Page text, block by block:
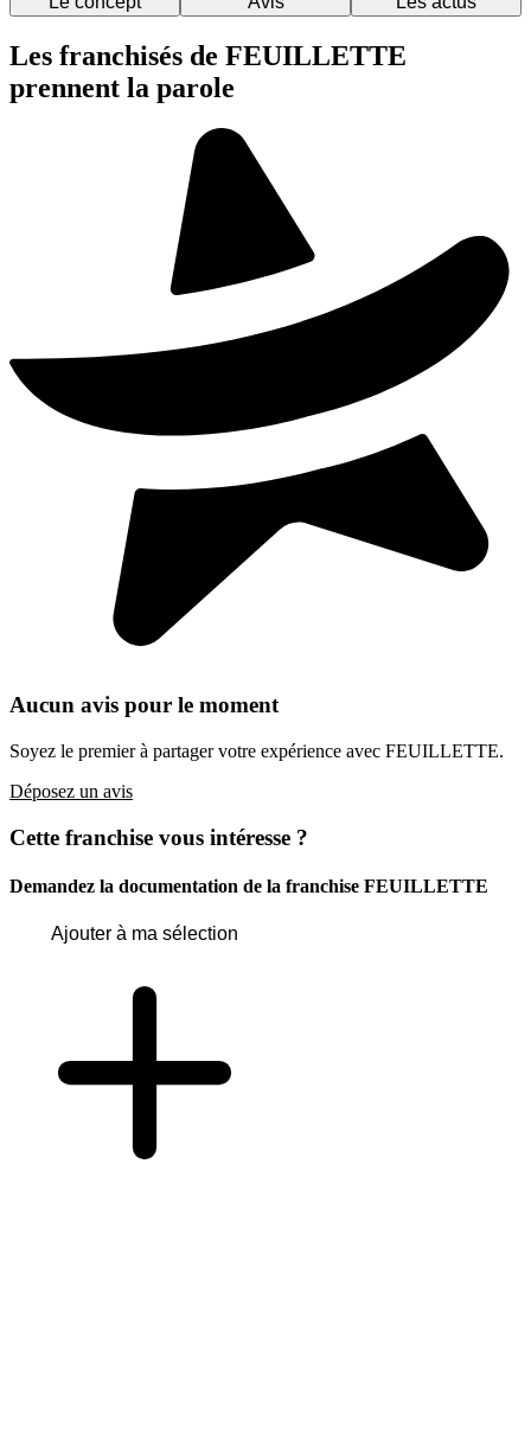
Les franchisés de FEUILLETTE
prennent la parole
Aucun avis pour le moment
Soyez le premier à partager votre expérience avec FEUILLETTE.
Déposez un avis
Cette franchise vous intéresse ?
Demandez la documentation de la franchise FEUILLETTE
Ajouter à ma sélection